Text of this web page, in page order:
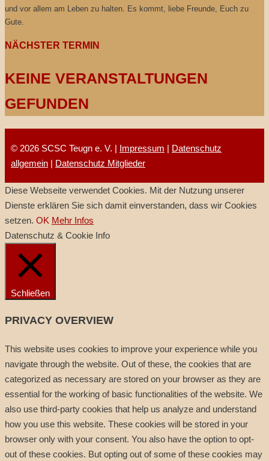
und vor allem am Leben zu halten. Es kommt, liebe Freunde, Euch zu
Gute.
NÄCHSTER TERMIN
KEINE VERANSTALTUNGEN
GEFUNDEN
© 2026 SCSC Teugn e. V. | Impressum | Datenschutz
allgemein | Datenschutz Mitglieder
Diese Webseite verwendet Cookies. Mit der Nutzung unserer
Dienste erklären Sie sich damit einverstanden, dass wir Cookies
setzen. OK Mehr Infos
Datenschutz & Cookie Info
Schließen
PRIVACY OVERVIEW
This website uses cookies to improve your experience while you
navigate through the website. Out of these, the cookies that are
categorized as necessary are stored on your browser as they are
essential for the working of basic functionalities of the website. We
also use third-party cookies that help us analyze and understand
how you use this website. These cookies will be stored in your
browser only with your consent. You also have the option to opt-
out of these cookies. But opting out of some of these cookies may